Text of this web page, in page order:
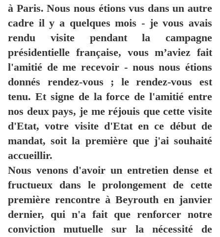
à Paris. Nous nous étions vus dans un autre
cadre il y a quelques mois - je vous avais
rendu visite pendant la campagne
présidentielle française, vous m’aviez fait
l'amitié de me recevoir - nous nous étions
donnés rendez-vous ; le rendez-vous est
tenu. Et signe de la force de l'amitié entre
nos deux pays, je me réjouis que cette visite
d'Etat, votre visite d'Etat en ce début de
mandat, soit la première que j'ai souhaité
accueillir.
Nous venons d'avoir un entretien dense et
fructueux dans le prolongement de cette
première rencontre à Beyrouth en janvier
dernier, qui n'a fait que renforcer notre
conviction mutuelle sur la nécessité de